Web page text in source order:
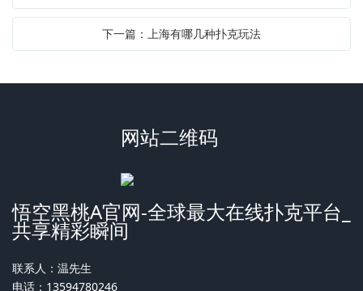
下一篇：上海有哪几种扑克玩法
网站二维码
悟空黑桃A官网-全球最大在线扑克平台_
共享精彩瞬间
联系人：温先生
电话：13594780246